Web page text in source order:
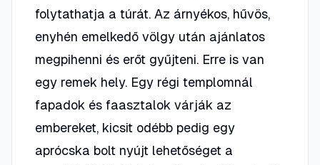
folytathatja a túrát. Az árnyékos, hűvös,
enyhén emelkedő völgy után ajánlatos
megpihenni és erőt gyűjteni. Erre is van
egy remek hely. Egy régi templomnál
fapadok és faasztalok várják az
embereket, kicsit odébb pedig egy
aprócska bolt nyújt lehetőséget a